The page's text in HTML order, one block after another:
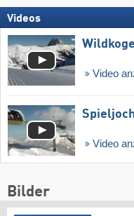
Videos
Video
Video
Bilder